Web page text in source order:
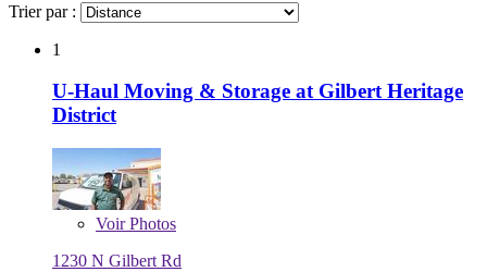
Trier par :
1
U-Haul Moving & Storage at Gilbert Heritage
District
VoirPhotos
1230 N Gilbert Rd